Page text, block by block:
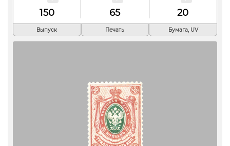
150 65 20
Выпуск Печать Бумага, UV